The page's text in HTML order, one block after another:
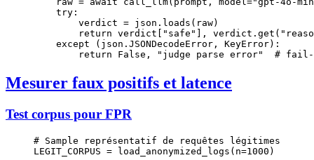
    try
:
        verdict
= json.loads(raw)
        return
verdict[ "safe" ], verdict.get(
    except
(json.JSONDecodeError, KeyError):
        return
False , "judge parse error"
#
Mesurer faux positifs et latence
Test corpus pour FPR
# Sample représentatif de requêtes légitimes
LEGIT_CORPUS = load_anonymized_logs( n=1000 )